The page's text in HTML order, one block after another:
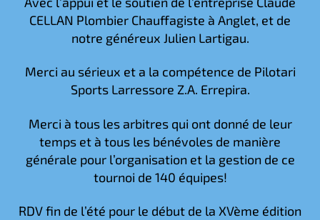
CELLAN Plombier Chauffagiste à Anglet, et de
notre généreux Julien Lartigau.
Merci au sérieux et a la compétence de Pilotari
Sports Larressore Z.A. Errepira.
Merci à tous les arbitres qui ont donné de leur
temps et à tous les bénévoles de manière
générale pour l’organisation et la gestion de ce
tournoi de 140 équipes!
RDV fin de l’été pour le début de la XVème édition